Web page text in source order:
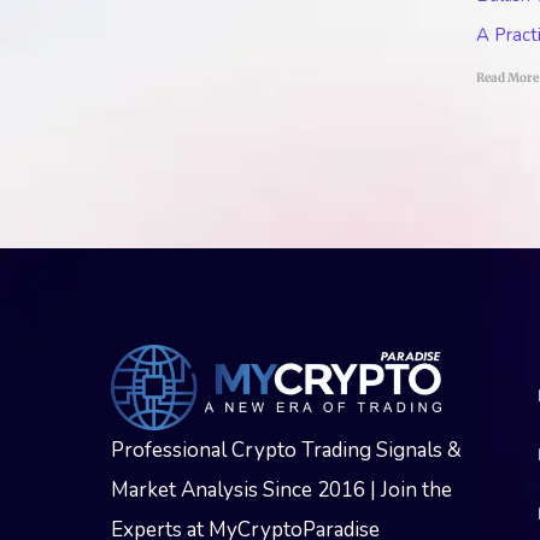
A
Read
Professional Crypto Trading Signals &
Market Analysis Since 2016 | Join the
Experts at MyCryptoParadise